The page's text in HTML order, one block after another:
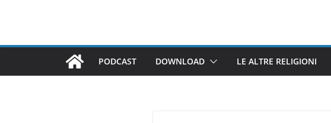
PODCAST DOWNLOAD LE ALTRE RELIGIONI